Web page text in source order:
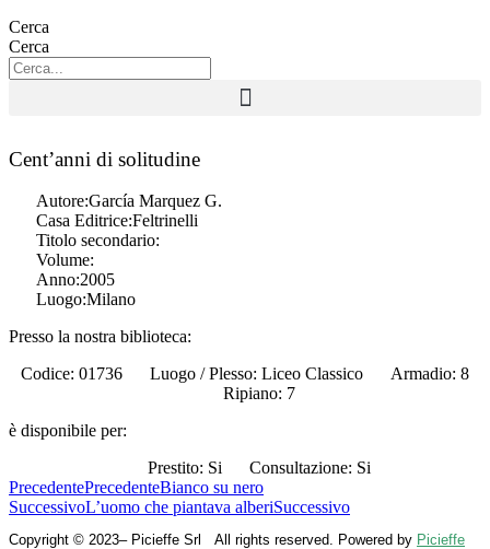
Cerca
Cerca
Cent’anni di solitudine
Autore:García Marquez G.
Casa Editrice:Feltrinelli
Titolo secondario:
Volume:
Anno:2005
Luogo:Milano
Presso la nostra biblioteca:
Codice: 01736
Luogo / Plesso: Liceo Classico
Armadio: 8
Ripiano: 7
è disponibile per:
Prestito: Si
Consultazione: Si
PrecedentePrecedenteBianco su nero
SuccessivoL’uomo che piantava alberiSuccessivo
Copyright © 2023– Picieffe Srl All rights reserved. Powered by Picieffe